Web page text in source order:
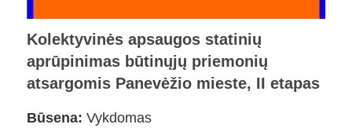
Kolektyvinės apsaugos statinių
aprūpinimas būtinųjų priemonių
atsargomis Panevėžio mieste, II etapas
Būsena: Vykdomas